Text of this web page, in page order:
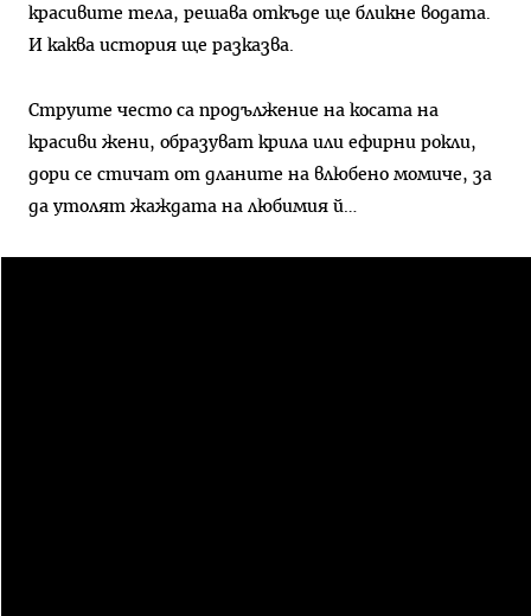
красивите тела, решава откъде ще бликне водата.
И каква история ще разказва.
Струите често са продължение на косата на
красиви жени, образуват крила или ефирни рокли,
дори се стичат от дланите на влюбено момиче, за
да утолят жаждата на любимия й…